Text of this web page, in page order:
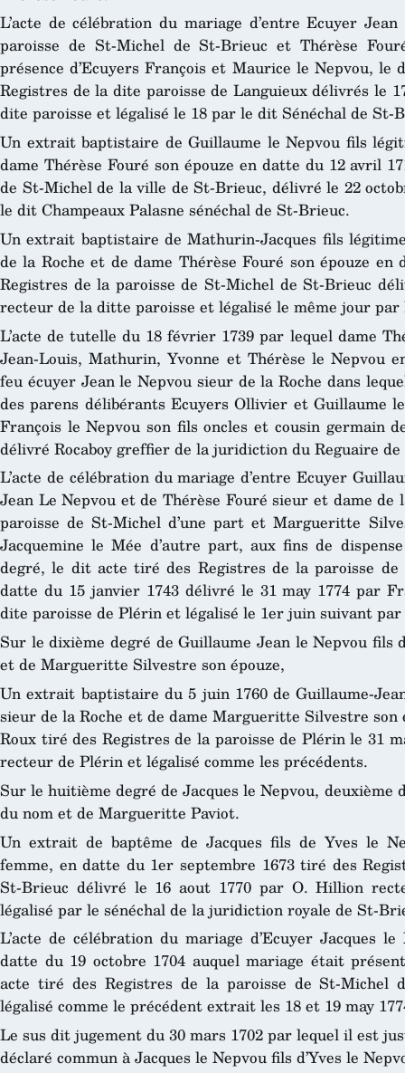
L’acte de célébration du mariage d’entre Ecuyer
paroisse de St-Michel de St-Brieuc et Thérèse
présence d’Ecuyers François et Maurice le Nepvou,
Registres de la dite paroisse de Languieux délivrés le
dite paroisse et légalisé le 18 par le dit Sénéchal de St-
Un extrait baptistaire de Guillaume le Nepvou fils
dame Thérèse Fouré son épouze en datte du 12 avril
de St-Michel de la ville de St-Brieuc, délivré le 22
le dit Champeaux Palasne sénéchal de St-Brieuc.
Un extrait baptistaire de Mathurin-Jacques fils
de la Roche et de dame Thérèse Fouré son épouze
Registres de la paroisse de St-Michel de St-Brieuc
recteur de la ditte paroisse et légalisé le même jour par
L’acte de tutelle du 18 février 1739 par lequel dame
Jean-Louis, Mathurin, Yvonne et Thérèse le Nepvou
feu écuyer Jean le Nepvou sieur de la Roche dans
des parens délibérants Ecuyers Ollivier et Guillaume
François le Nepvou son fils oncles et cousin germain
délivré Rocaboy greffier de la juridiction du Reguaire
L’acte de célébration du mariage d’entre Ecuyer
Jean Le Nepvou et de Thérèse Fouré sieur et dame de
paroisse de St-Michel d’une part et Margueritte
Jacquemine le Mée d’autre part, aux fins de
degré, le dit acte tiré des Registres de la paroisse
datte du 15 janvier 1743 délivré le 31 may 1774 par
dite paroisse de Plérin et légalisé le 1er juin suivant
Sur le dixième degré de Guillaume Jean le Nepvou fils
et de Margueritte Silvestre son épouze,
Un extrait baptistaire du 5 juin 1760 de Guillaume-
sieur de la Roche et de dame Margueritte Silvestre
Roux tiré des Registres de la paroisse de Plérin le 31
recteur de Plérin et légalisé comme les précédents.
Sur le huitième degré de Jacques le Nepvou, deuxième
du nom et de Margueritte Paviot.
Un extrait de baptême de Jacques fils de Yves le
femme, en datte du 1er septembre 1673 tiré des
St-Brieuc délivré le 16 aout 1770 par O. Hillion
légalisé par le sénéchal de la juridiction royale de St-
L’acte de célébration du mariage d’Ecuyer Jacques
datte du 19 octobre 1704 auquel mariage était
acte tiré des Registres de la paroisse de St-
légalisé comme le précédent extrait les 18 et 19 may
Le sus dit jugement du 30 mars 1702 par lequel il est
déclaré commun à Jacques le Nepvou fils d’Yves le